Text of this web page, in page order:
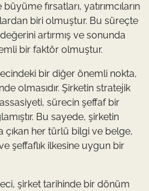
fırsatları, yatırımcıların
biri olmuştur. Bu süreçte
artırmış ve sonunda
bir faktör olmuştur.
bir diğer önemli nokta,
olmasıdır. Şirketin stratejik
sürecin şeffaf bir
Bu sayede, şirketin
çıkan her türlü bilgi ve belge,
şeffaflık ilkesine uygun bir
şirket tarihinde bir dönüm